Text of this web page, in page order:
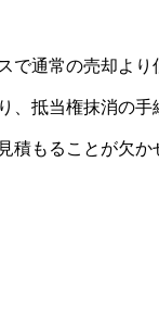
で通常の売却より
抵当権抹消の手
積もることが欠か